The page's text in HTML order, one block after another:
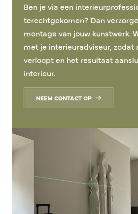
Ben je via een
terechtgekomen? Dan
montage van jouw kunstwerk.
met je interieuradviseur, zodat
verloopt en het resultaat
interieur.
NEEM CONTACT OP